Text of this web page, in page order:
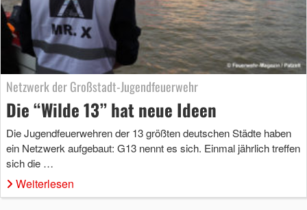
Netzwerk der Großstadt-Jugendfeuerwehr
Die “Wilde 13” hat neue Ideen
Die Jugendfeuerwehren der 13 größten deutschen Städte haben
ein Netzwerk aufgebaut: G13 nennt es sich. Einmal jährlich treffen
sich die …
Weiterlesen